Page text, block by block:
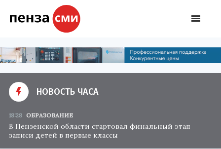
НОВОСТЬ ЧАСА
18:28 ОБРАЗОВАНИЕ
В Пензенской области стартовал финальный этап
записи детей в первые классы